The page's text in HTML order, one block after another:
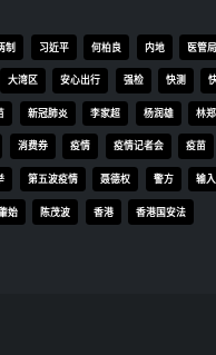
制 习近平 何柏良 内地 医管局
大湾区 安心出行 强检 快测
新冠肺炎 李家超 杨润雄 林
消费券 疫情 疫情记者会 疫苗
第五波疫情 聂德权 警方 输
始 陈茂波 香港 香港国安法